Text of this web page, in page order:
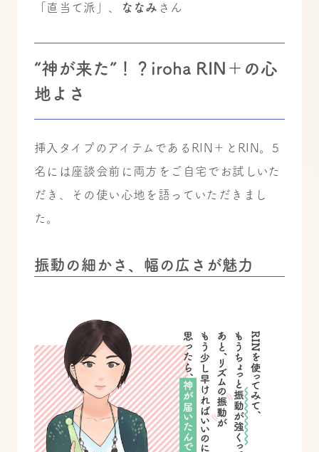
「直当て派」、
ななみ さん
“神が来た”！？iroha RIN＋の心
地よさ
挿入タイプのアイテムであるRIN＋とRIN。5
名には座談会前に両方をご自宅でお試しいた
だき、その使い心地を語っていただきまし
た。
振動の細かさ、幅の広さが魅力